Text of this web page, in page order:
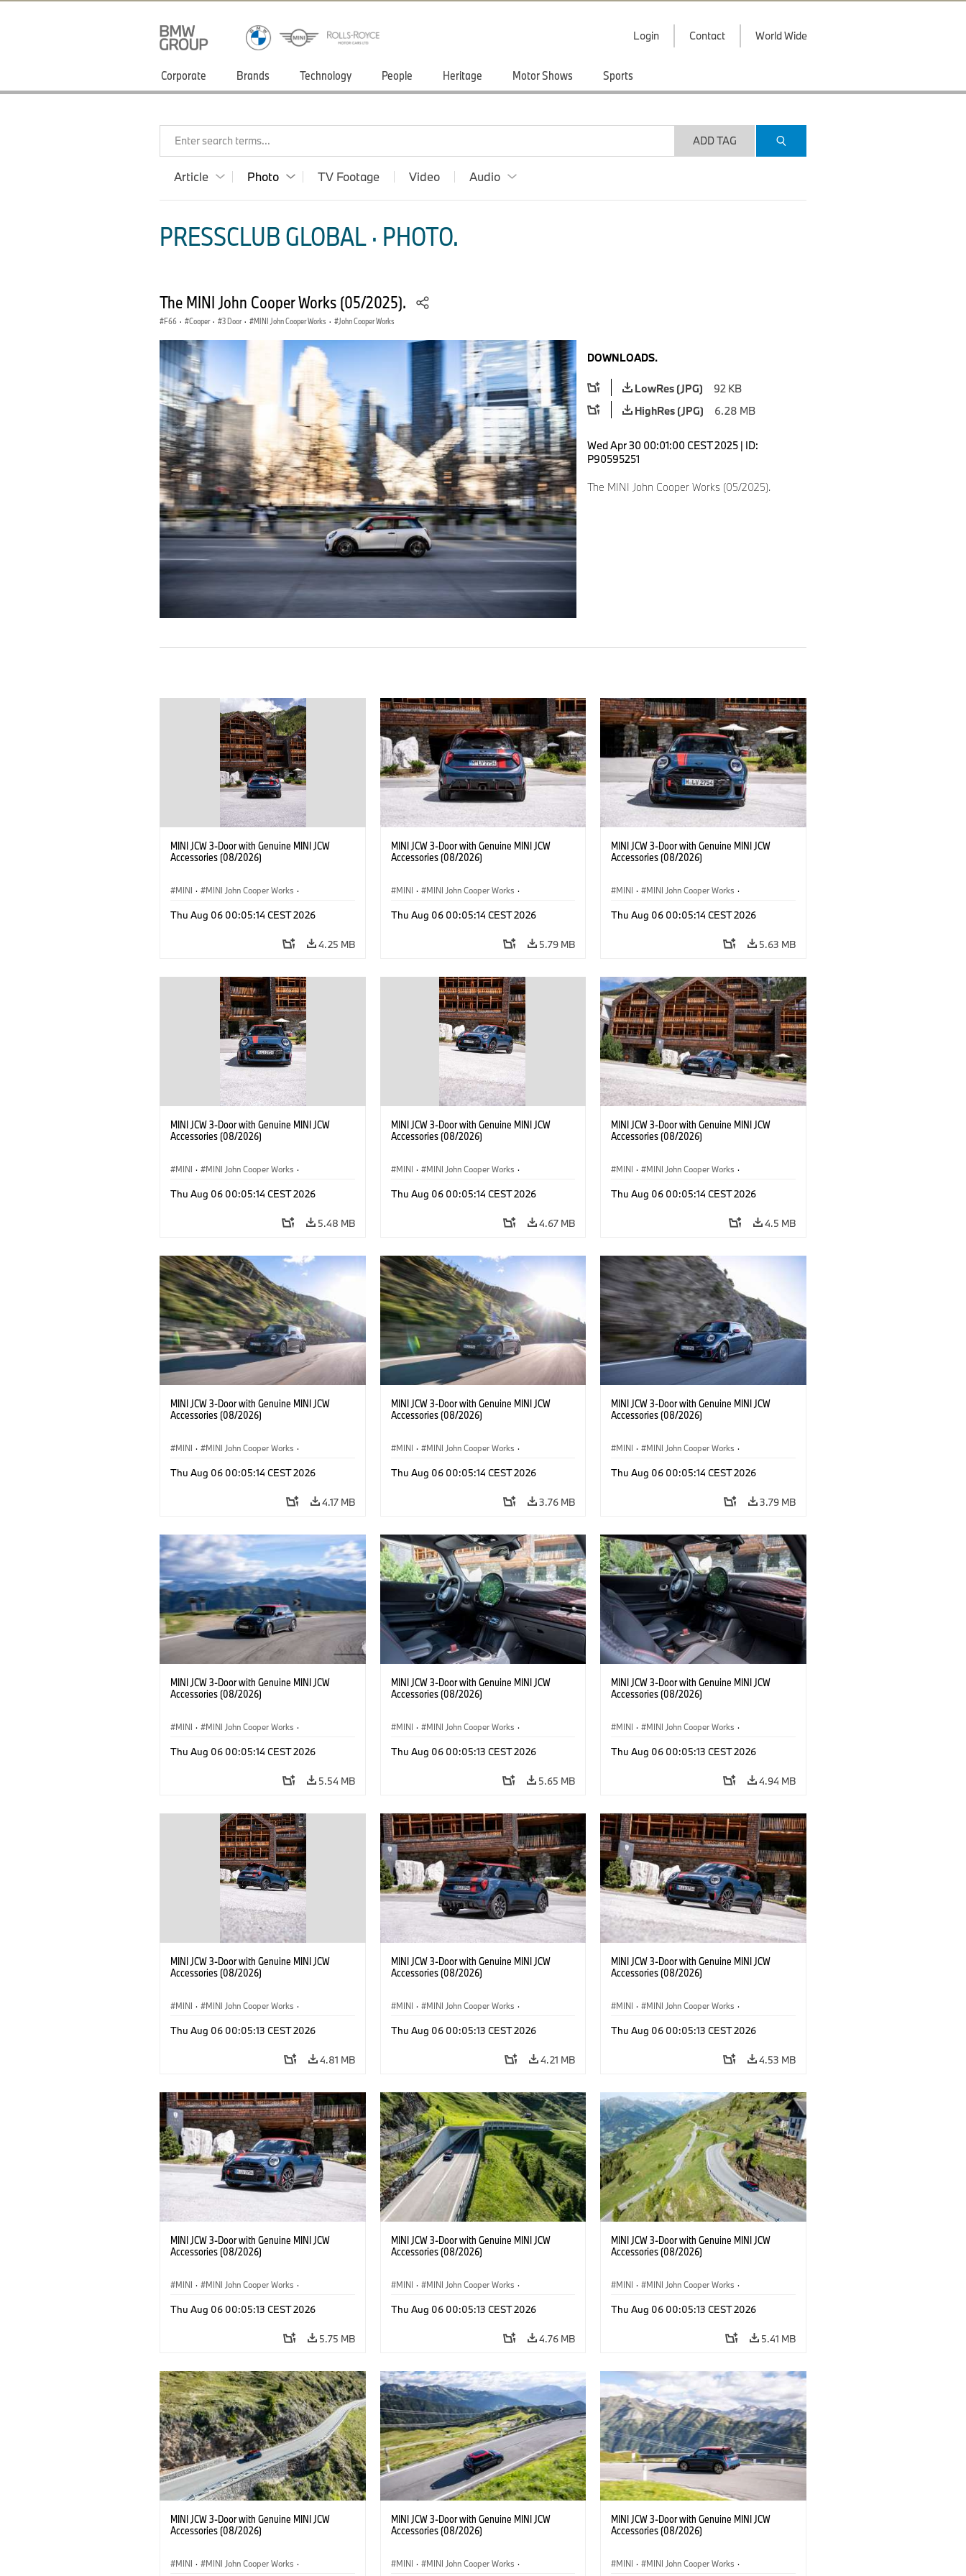
Login Contact World Wide
Corporate Brands Technology People Heritage Motor Shows Sports
Enter search terms... ADD TAG
Article Photo TV Footage Video Audio
PRESSCLUB GLOBAL · PHOTO.
The MINI John Cooper Works (05/2025).
F66 · Cooper · 3 Door · MINI John Cooper Works · John Cooper Works
DOWNLOADS.
LowRes (JPG)
92 KB
HighRes (JPG)
6.28 MB
Wed Apr 30 00:01:00 CEST 2025 | ID:
P90595251
The MINI John Cooper Works (05/2025).
MINI JCW 3-Door with Genuine MINI JCW
Accessories (08/2026)
MINI · MINI John Cooper Works ·
Optional Extras, Accessories
Thu Aug 06 00:05:14 CEST 2026
4.25 MB
MINI JCW 3-Door with Genuine MINI JCW
Accessories (08/2026)
MINI · MINI John Cooper Works ·
Optional Extras, Accessories
Thu Aug 06 00:05:14 CEST 2026
5.79 MB
MINI JCW 3-Door with Genuine MINI JCW
Accessories (08/2026)
MINI · MINI John Cooper Works ·
Optional Extras, Accessories
Thu Aug 06 00:05:14 CEST 2026
5.63 MB
MINI JCW 3-Door with Genuine MINI JCW
Accessories (08/2026)
MINI · MINI John Cooper Works ·
Optional Extras, Accessories
Thu Aug 06 00:05:14 CEST 2026
5.48 MB
MINI JCW 3-Door with Genuine MINI JCW
Accessories (08/2026)
MINI · MINI John Cooper Works ·
Optional Extras, Accessories
Thu Aug 06 00:05:14 CEST 2026
4.67 MB
MINI JCW 3-Door with Genuine MINI JCW
Accessories (08/2026)
MINI · MINI John Cooper Works ·
Optional Extras, Accessories
Thu Aug 06 00:05:14 CEST 2026
4.5 MB
MINI JCW 3-Door with Genuine MINI JCW
Accessories (08/2026)
MINI · MINI John Cooper Works ·
Optional Extras, Accessories
Thu Aug 06 00:05:14 CEST 2026
4.17 MB
MINI JCW 3-Door with Genuine MINI JCW
Accessories (08/2026)
MINI · MINI John Cooper Works ·
Optional Extras, Accessories
Thu Aug 06 00:05:14 CEST 2026
3.76 MB
MINI JCW 3-Door with Genuine MINI JCW
Accessories (08/2026)
MINI · MINI John Cooper Works ·
Optional Extras, Accessories
Thu Aug 06 00:05:14 CEST 2026
3.79 MB
MINI JCW 3-Door with Genuine MINI JCW
Accessories (08/2026)
MINI · MINI John Cooper Works ·
Optional Extras, Accessories
Thu Aug 06 00:05:14 CEST 2026
5.54 MB
MINI JCW 3-Door with Genuine MINI JCW
Accessories (08/2026)
MINI · MINI John Cooper Works ·
Optional Extras, Accessories
Thu Aug 06 00:05:13 CEST 2026
5.65 MB
MINI JCW 3-Door with Genuine MINI JCW
Accessories (08/2026)
MINI · MINI John Cooper Works ·
Optional Extras, Accessories
Thu Aug 06 00:05:13 CEST 2026
4.94 MB
MINI JCW 3-Door with Genuine MINI JCW
Accessories (08/2026)
MINI · MINI John Cooper Works ·
Optional Extras, Accessories
Thu Aug 06 00:05:13 CEST 2026
4.81 MB
MINI JCW 3-Door with Genuine MINI JCW
Accessories (08/2026)
MINI · MINI John Cooper Works ·
Optional Extras, Accessories
Thu Aug 06 00:05:13 CEST 2026
4.21 MB
MINI JCW 3-Door with Genuine MINI JCW
Accessories (08/2026)
MINI · MINI John Cooper Works ·
Optional Extras, Accessories
Thu Aug 06 00:05:13 CEST 2026
4.53 MB
MINI JCW 3-Door with Genuine MINI JCW
Accessories (08/2026)
MINI · MINI John Cooper Works ·
Optional Extras, Accessories
Thu Aug 06 00:05:13 CEST 2026
5.75 MB
MINI JCW 3-Door with Genuine MINI JCW
Accessories (08/2026)
MINI · MINI John Cooper Works ·
Optional Extras, Accessories
Thu Aug 06 00:05:13 CEST 2026
4.76 MB
MINI JCW 3-Door with Genuine MINI JCW
Accessories (08/2026)
MINI · MINI John Cooper Works ·
Optional Extras, Accessories
Thu Aug 06 00:05:13 CEST 2026
5.41 MB
MINI JCW 3-Door with Genuine MINI JCW
Accessories (08/2026)
MINI · MINI John Cooper Works ·
MINI JCW 3-Door with Genuine MINI JCW
Accessories (08/2026)
MINI · MINI John Cooper Works ·
MINI JCW 3-Door with Genuine MINI JCW
Accessories (08/2026)
MINI · MINI John Cooper Works ·